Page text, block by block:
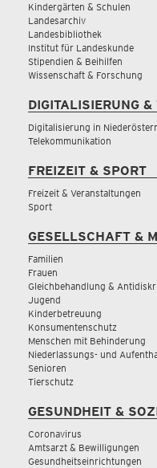
Kindergärten & Schulen
Landesarchiv
Landesbibliothek
Institut für Landeskunde
Stipendien & Beihilfen
Wissenschaft & Forschung
DIGITALISIERUNG &
Digitalisierung in
Telekommunikation
FREIZEIT & SPORT
Freizeit & Veranstaltungen
Sport
GESELLSCHAFT &
Familien
Frauen
Gleichbehandlung &
Jugend
Kinderbetreuung
Konsumentenschutz
Menschen mit Behinderung
Niederlassungs- und
Senioren
Tierschutz
GESUNDHEIT &
Coronavirus
Amtsarzt & Bewilligungen
Gesundheitseinrichtungen